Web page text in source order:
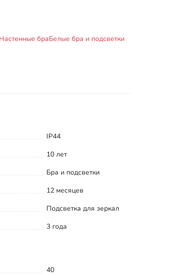
Настенные браБелые бра и подсветки
IP44
10 лет
Бра и подсветки
12 месяцев
Подсветка для зеркал
3 года
40